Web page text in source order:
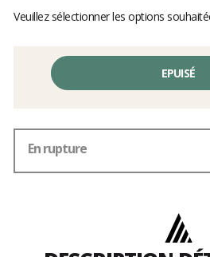
Veuillez sélectionner les options
EPUISÉ
En rupture